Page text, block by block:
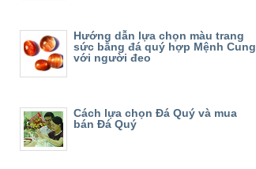
Hướng dẫn lựa chọn màu trang
sức bằng đá quý hợp Mệnh Cung
với người đeo
Cách lựa chọn Đá Quý và mua
bán Đá Quý